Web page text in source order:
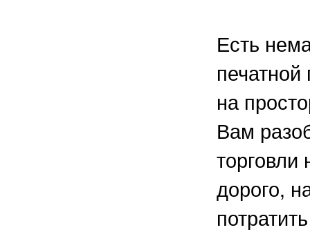
Есть
на
Вам
торговли
дорого,